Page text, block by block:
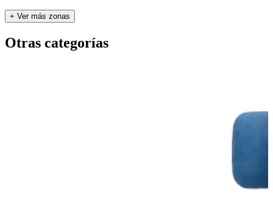
+ Ver más zonas
Otras categorías